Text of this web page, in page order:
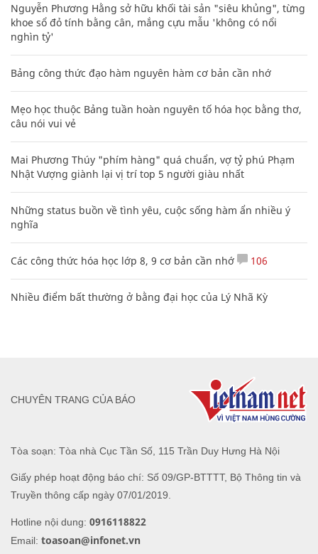
Nguyễn Phương Hằng sở hữu khối tài sản "siêu khủng", từng
khoe sổ đỏ tính bằng cân, mắng cựu mẫu 'không có nổi
nghìn tỷ'
Bảng công thức đạo hàm nguyên hàm cơ bản cần nhớ
Mẹo học thuộc Bảng tuần hoàn nguyên tố hóa học bằng thơ,
câu nói vui vẻ
Mai Phương Thúy "phím hàng" quá chuẩn, vợ tỷ phú Phạm
Nhật Vượng giành lại vị trí top 5 người giàu nhất
Những status buồn về tình yêu, cuộc sống hàm ẩn nhiều ý
nghĩa
Các công thức hóa học lớp 8, 9 cơ bản cần nhớ 106
Nhiều điểm bất thường ở bằng đại học của Lý Nhã Kỳ
Tòa soạn: Tòa nhà Cục Tần Số, 115 Trần Duy Hưng Hà Nội
Giấy phép hoạt động báo chí: Số 09/GP-BTTTT, Bộ Thông tin và
Truyền thông cấp ngày 07/01/2019.
Hotline nội dung: 0916118822
Email: toasoan@infonet.vn
CHUYÊN TRANG CỦA BÁO